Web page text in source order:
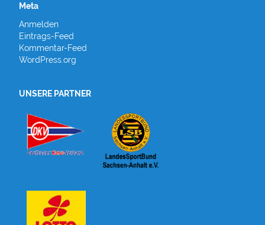
Meta
Anmelden
Eintrags-Feed
Kommentar-Feed
WordPress.org
UNSERE PARTNER